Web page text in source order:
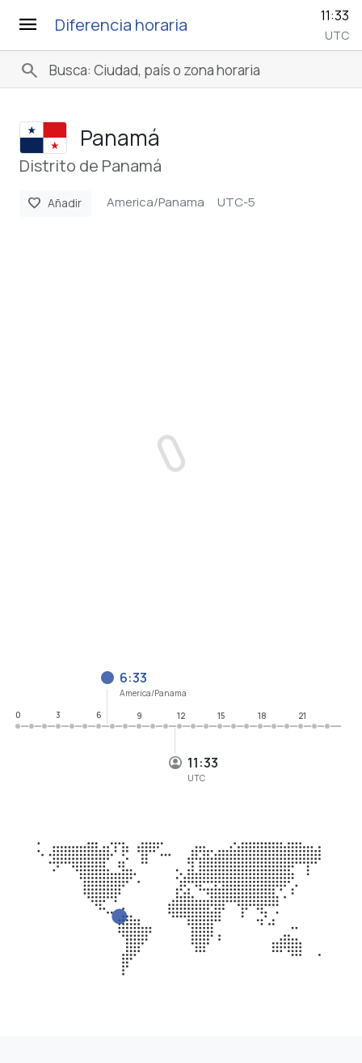
menu Diferencia horaria 11:33
UTC
search
Panamá
Distrito de Panamá
favorite Añadir America/Panama UTC-5
11:33
UTC
6:33
America/Panama
0
3 6 9 12 15 18 21